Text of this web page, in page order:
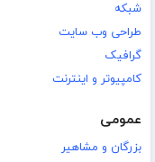
شبکه
طراحی وب سایت
گرافیک
کامپیوتر و اینترنت
عمومی
بزرگان و مشاهیر